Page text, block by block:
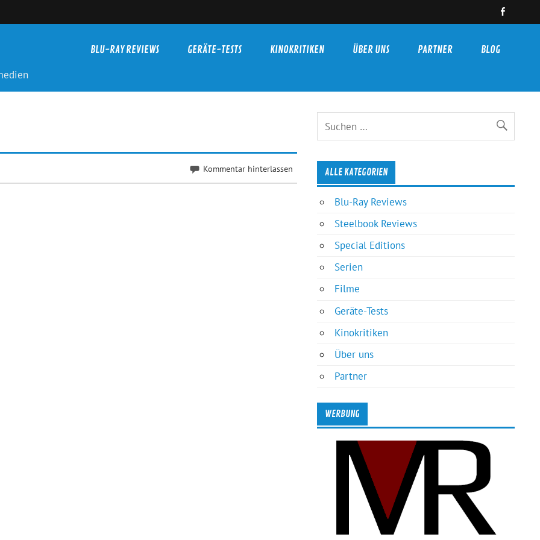
BLU-RAY REVIEWS GERÄTE-TESTS KINOKRITIKEN ÜBER UNS PARTNER BLOG
Kommentar hinterlassen ALLE KATEGORIEN
Blu-Ray Reviews
Steelbook Reviews
Special Editions
Serien
Filme
Geräte-Tests
Kinokritiken
Über uns
Partner
WERBUNG